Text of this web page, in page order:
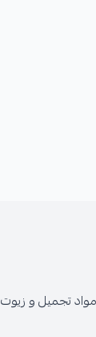
تجميل و زيوت